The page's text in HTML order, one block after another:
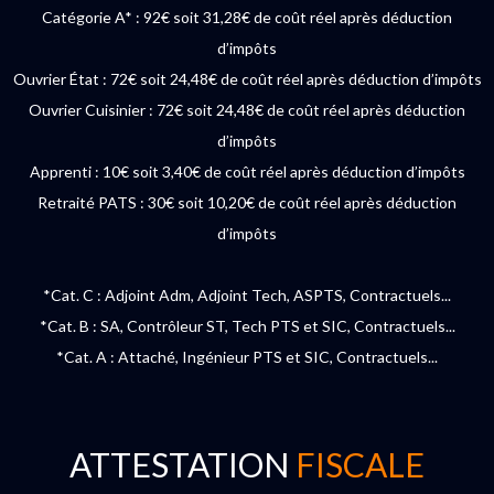
Catégorie A* : 92€ soit 31,28€ de coût réel après déduction
d’impôts
Ouvrier État : 72€ soit 24,48€ de coût réel après déduction d’impôts
Ouvrier Cuisinier : 72€ soit 24,48€ de coût réel après déduction
d’impôts
Apprenti : 10€ soit 3,40€ de coût réel après déduction d’impôts
Retraité PATS : 30€ soit 10,20€ de coût réel après déduction
d’impôts
*Cat. C : Adjoint Adm, Adjoint Tech, ASPTS, Contractuels...
*Cat. B : SA, Contrôleur ST, Tech PTS et SIC, Contractuels...
*Cat. A : Attaché, Ingénieur PTS et SIC, Contractuels...
ATTESTATION FISCALE